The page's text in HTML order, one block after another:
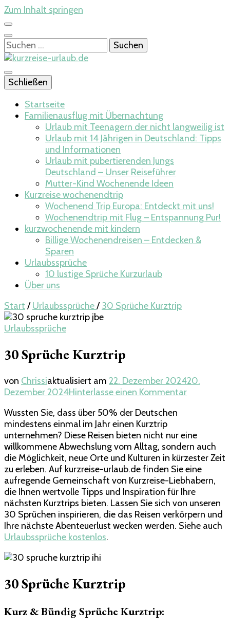
Zum Inhalt springen
Suchen
nach:
kurzreise-
urlaub.de
Hier beginnt die Lust auf Reisen
Schließen
Startseite
Familienausflug mit Übernachtung
Urlaub mit Teenagern der nicht langweilig ist
Urlaub mit 14 Jährigen in Deutschland: Tipps
und Informationen
Urlaub mit pubertierenden Jungs
Deutschland – Unser Reiseführer
Mutter-Kind Wochenende Ideen​
Kurzreise wochenendtrip
Wochenend Trip Europa: Entdeckt mit uns!
Wochenendtrip mit Flug – Entspannung Pur!
kurzwochenende mit kindern
Billige Wochenendreisen – Entdecken &
Sparen
Urlaubssprüche
10 lustige Sprüche Kurzurlaub
Über uns
Start / Urlaubssprüche/ 30 Sprüche Kurztrip
Urlaubssprüche
30 Sprüche Kurztrip
von Chrissiaktualisiert am 22. Dezember 202420.
Dezember 2024Hinterlasse einen Kommentarzu
Wussten Sie, dass über 50% der Deutschen
mindestens einmal im Jahr einen Kurztrip
unternehmen? Diese Reisen bieten nicht nur eine
willkommene Abwechslung vom Alltag, sondern auch
die Möglichkeit, neue Orte und Kulturen in kürzester Zeit
zu erleben. Auf kurzreise-urlaub.de finden Sie eine
aufregende Gemeinschaft von Kurzreise-Liebhabern,
die Ihnen wertvolle Tipps und Inspiration für Ihre
nächsten Kurztrips bieten. Lassen Sie sich von unseren
30 Sprüchen inspirieren, die das Reisen verkörpern und
Ihre nächste Abenteuerlust wecken werden. Siehe auch
Urlaubssprüche kostenlos.
30 Sprüche Kurztrip
Kurz & Bündig Sprüche Kurztrip: